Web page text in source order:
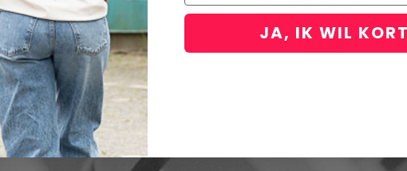
Wir sind die Hollander unisex T-shirt
oranje + bucket hat
€34,90 € 19,95
YOGA eens bier halen
17,95
JA, IK WIL